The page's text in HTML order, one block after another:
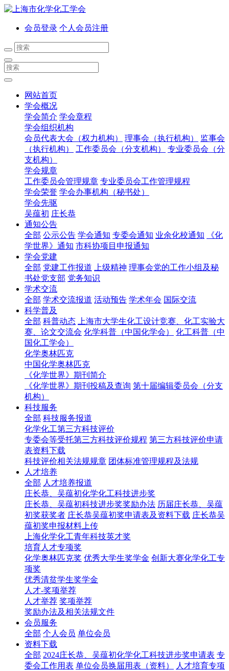
会员登录 个人会员注册
网站首页
学会概况
学会简介 学会章程
学会组织机构
会员代表大会（权力机构）
理事会（执行机构）
监事会
（执行机构）
工作委员会（分支机构）
专业委员会（分
支机构）
学会规章
工作委员会管理规章 专业委员会工作管理规程
学会荣誉 学会办事机构（秘书处）
学会先驱
吴蕴初 庄长恭
通知公告
全部 公示公告 学会通知 专委会通知 业余化校通知
《化
学世界》通知 市科协项目申报通知
学会党建
全部 党建工作报道 上级精神 理事会党的工作小组及秘
书处党支部 党务知识
学术交流
全部 学术交流报道 活动预告 学术年会 国际交流
科学普及
全部 科普动态
上海市大学生化工设计竞赛、化工实验大
赛、论文交流会 化学科普（中国化学会）
化工科普（中
国化工学会）
化学奥林匹克
中国化学奥林匹克
《化学世界》期刊简介
《化学世界》期刊投稿及查询 第十届编辑委员会（分支
机构）
科技服务
全部 科技服务报道
化学化工第三方科技评价
专委会等受托第三方科技评价规程 第三方科技评价申请
表资料下载
科技评价相关法规规章 团体标准管理规程及法规
人才培养
全部 人才培养报道
庄长恭、吴蕴初化学化工科技进步奖
庄长恭、吴蕴初科技进步奖奖励办法 历届庄长恭、吴蕴
初奖获奖者 庄长恭吴蕴初奖申请表及资料下载 庄长恭吴
蕴初奖申报材料上传
上海化学化工青年科技英才奖
培育人才专项奖
化学奥林匹克奖 优秀大学生奖学金 创新大赛化学化工专
项奖
优秀清贫学生奖学金
人才-奖项举荐
人才举荐 奖项举荐
奖励办法及相关法规文件
会员服务
全部 个人会员 单位会员
资料下载
全部 2024庄长恭、吴蕴初化学化工科技进步奖申请表 专
委会工作用表 单位会员换届用表（资料）
人才培育专项